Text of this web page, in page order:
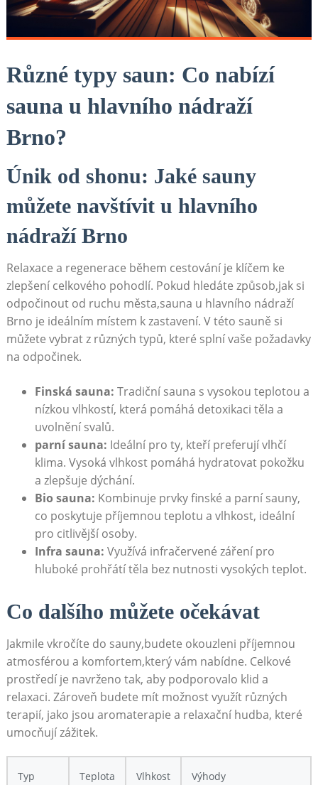
Různé typy saun: Co nabízí
sauna u hlavního nádraží
Brno?
Únik od shonu: Jaké sauny
můžete navštívit u hlavního
nádraží Brno
Relaxace a regenerace během cestování je klíčem ke
zlepšení celkového pohodlí. Pokud hledáte způsob,jak si
odpočinout od ruchu města,sauna u hlavního nádraží
Brno je ideálním místem k zastavení. V této sauně si
můžete vybrat z různých typů, které splní vaše požadavky
na odpočinek.
Finská sauna: Tradiční sauna s vysokou teplotou a
nízkou vlhkostí, která pomáhá detoxikaci těla a
uvolnění svalů.
parní sauna: Ideální pro ty, kteří preferují vlhčí
klima. Vysoká vlhkost pomáhá hydratovat pokožku
a zlepšuje dýchání.
Bio sauna: Kombinuje prvky finské a parní sauny,
co poskytuje příjemnou teplotu a vlhkost, ideální
pro citlivější osoby.
Infra sauna: Využívá infračervené záření pro
hluboké prohřátí těla bez nutnosti vysokých teplot.
Co dalšího můžete očekávat
Jakmile vkročíte do sauny,budete okouzleni příjemnou
atmosférou a komfortem,který vám nabídne. Celkové
prostředí je navrženo tak, aby podporovalo klid a
relaxaci. Zároveň budete mít možnost využít různých
terapií, jako jsou aromaterapie a relaxační hudba, které
umocňují zážitek.
Typ Teplota Vlhkost Výhody